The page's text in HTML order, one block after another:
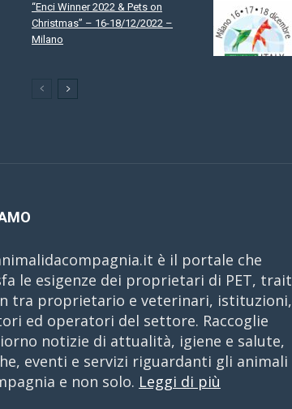
“Enci Winner 2022 & Pets on
Christmas” – 16-18/12/2022 –
Milano
è il portale che
le esigenze dei proprietari di PET, trait
tra proprietario e veterinari, istituzioni,
ed operatori del settore. Raccoglie
notizie di attualità, igiene e salute,
eventi e servizi riguardanti gli animali
e non solo. Leggi di più